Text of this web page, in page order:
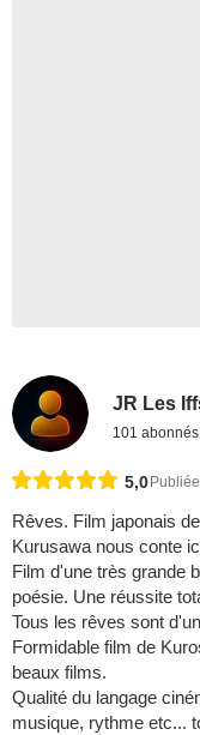
JR Les
101 abonnés
5,0
Rêves. Film japonais
Kurusawa nous conte
Film d'une très grande
poésie. Une réussite
Tous les rêves sont
Formidable film de
beaux films.
Qualité du langage
musique, rythme etc...